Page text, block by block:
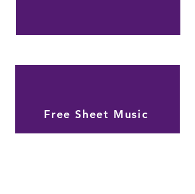
Free Sheet Music